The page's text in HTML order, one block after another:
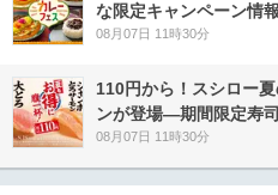
な限定キャンペーン情報
08月07日 11時30分
110円から！スシロー
ンが登場―期間限定寿
08月07日 11時30分